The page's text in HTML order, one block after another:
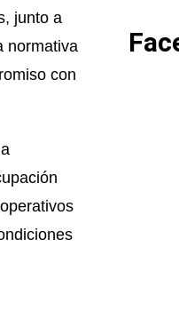
junto a
normativa
con